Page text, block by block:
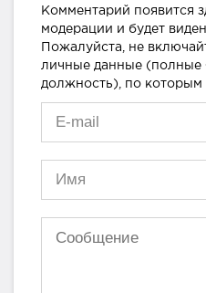
Комментарий появится
модерации и будет
Пожалуйста, не
личные данные (полные
должность), по